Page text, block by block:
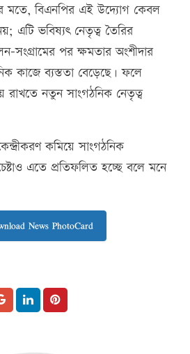
মতে, বিএনপির এই উদ্যোগ কেবল
এটি ভবিষ্যৎ নেতৃত্ব তৈরির
সংগ্রামের পর ক্ষমতার অংশীদার
কাজে ব্যস্ততা বেড়েছে। ফলে
রাখতে নতুন সাংগঠনিক নেতৃত্ব
কমিয়ে সাংগঠনিক
এতে প্রতিফলিত হচ্ছে বলে মনে
News PhotoCard